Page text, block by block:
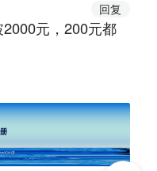
回复
元，200元都